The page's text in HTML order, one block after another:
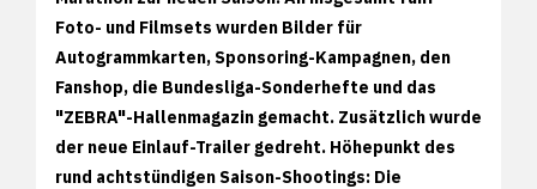
Foto- und Filmsets wurden Bilder für
Autogrammkarten, Sponsoring-Kampagnen, den
Fanshop, die Bundesliga-Sonderhefte und das
"ZEBRA"-Hallenmagazin gemacht. Zusätzlich wurde
der neue Einlauf-Trailer gedreht. Höhepunkt des
rund achtstündigen Saison-Shootings: Die